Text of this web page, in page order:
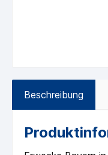
Beschreibung